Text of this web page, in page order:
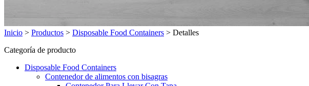
Inicio > Productos > Disposable Food Containers > Detalles
Categoría de producto
Disposable Food Containers
Contenedor de alimentos con bisagras